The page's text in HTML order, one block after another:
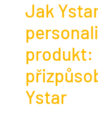
Jak
produkt:
Ystar